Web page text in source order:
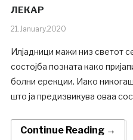
ЛЕКАР
21.January.2020
Илјадници мажи низ светот
состојба позната како
болни ерекции. Иако
што ја предизвикува оваа
Continue Reading →